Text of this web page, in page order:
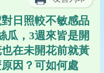
日照較不敏感品
瓜，3週來皆是開
在未開花前就黃
因？可如何處